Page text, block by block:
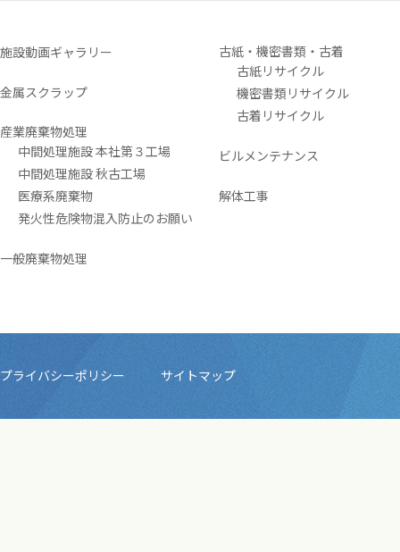
施設動画ギャラリー
金属スクラップ
産業廃棄物処理
中間処理施設 本社第３工場
中間処理施設 秋古工場
医療系廃棄物
発火性危険物混入防止のお願い
一般廃棄物処理
古紙・機密書類・古着
古紙リサイクル
機密書類リサイクル
古着リサイクル
ビルメンテナンス
解体工事
プライバシーポリシー サイトマップ